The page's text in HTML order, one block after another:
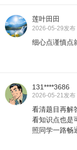
莲叶田田
2026-05-29发布
细心点谨慎点
131****3686
2026-05-21 发布
看清题目再解
看知识点也是
照同学一路畅